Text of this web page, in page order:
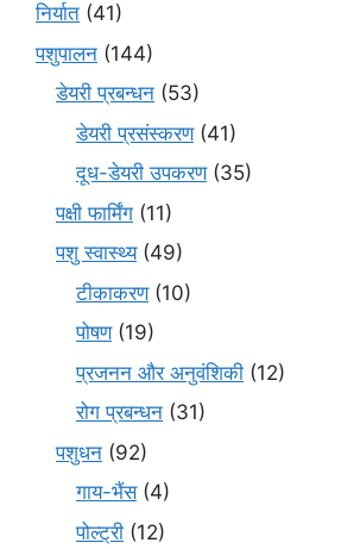
निर्यात (41)
पशुपालन (144)
डेयरी प्रबन्धन (53)
डेयरी प्रसंस्करण(41)
दूध-डेयरी उपकरण(35)
पक्षी फार्मिंग (11)
पशु स्वास्थ्य(49)
टीकाकरण(10)
पोषण(19)
प्रजनन और अनुवंशिकी (12)
रोग प्रबन्धन (31)
पशुधन (92)
गाय-भैंस(4)
पोल्ट्री (12)